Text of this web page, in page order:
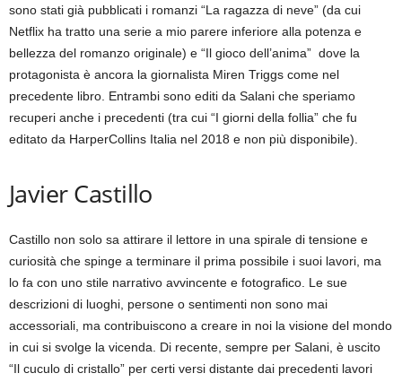
sono stati già pubblicati i romanzi “La ragazza di neve” (da cui
Netflix ha tratto una serie a mio parere inferiore alla potenza e
bellezza del romanzo originale) e “Il gioco dell’anima” dove la
protagonista è ancora la giornalista Miren Triggs come nel
precedente libro. Entrambi sono editi da Salani che speriamo
recuperi anche i precedenti (tra cui “I giorni della follia” che fu
editato da HarperCollins Italia nel 2018 e non più disponibile).
Javier Castillo
Castillo non solo sa attirare il lettore in una spirale di tensione e
curiosità che spinge a terminare il prima possibile i suoi lavori, ma
lo fa con uno stile narrativo avvincente e fotografico. Le sue
descrizioni di luoghi, persone o sentimenti non sono mai
accessoriali, ma contribuiscono a creare in noi la visione del mondo
in cui si svolge la vicenda. Di recente, sempre per Salani, è uscito
“Il cuculo di cristallo” per certi versi distante dai precedenti lavori